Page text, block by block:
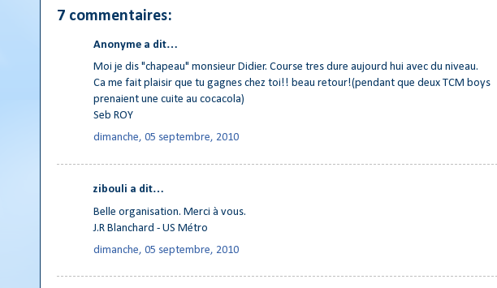
7 commentaires:
Anonyme a dit…
Moi je dis "chapeau" monsieur Didier. Course tres dure aujourd hui avec du niveau.
Ca me fait plaisir que tu gagnes chez toi!! beau retour!(pendant que deux TCM boys
prenaient une cuite au cocacola)
Seb ROY
dimanche, 05 septembre, 2010
zibouli a dit…
Belle organisation. Merci à vous.
J.R Blanchard - US Métro
dimanche, 05 septembre, 2010